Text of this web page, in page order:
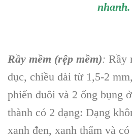
nhanh.
Rầy mềm (rệp mềm): Rầy
dục, chiều dài từ 1,5-2
phiến đuôi và 2 ống bụng
thành có 2 dạng: Dạng
xanh đen, xanh thẩm và